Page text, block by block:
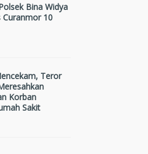
Bina Widya
Curanmor 10
Teror
Korban
Sakit